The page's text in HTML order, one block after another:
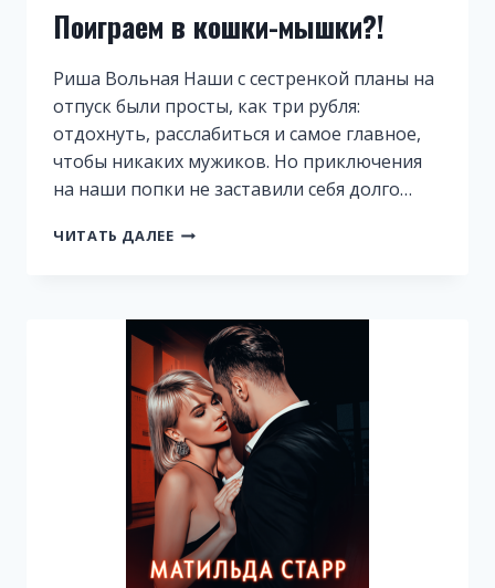
Поиграем в кошки-мышки?!
Риша Вольная Наши с сестренкой планы на
отпуск были просты, как три рубля:
отдохнуть, расслабиться и самое главное,
чтобы никаких мужиков. Но приключения
на наши попки не заставили себя долго…
ЧИТАТЬ ДАЛЕЕ ПОИГРАЕМ